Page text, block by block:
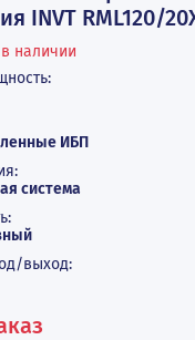
INVT RML120/
наличии
ИБП
система
выход: